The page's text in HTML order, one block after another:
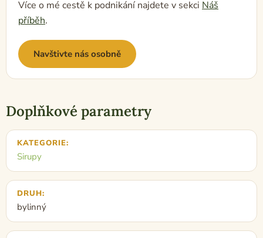
Více o mé cestě k podnikání najdete v sekci Náš
příběh.
Navštivte nás osobně
Doplňkové parametry
KATEGORIE:
Sirupy
DRUH:
bylinný